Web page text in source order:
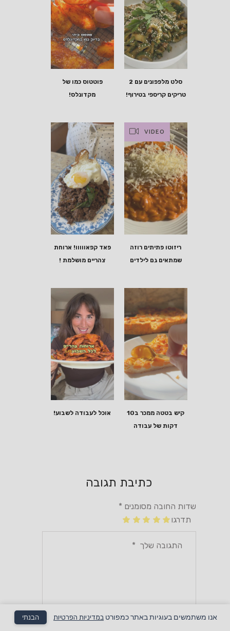
פוטטוס כמו של
מקדונלס!
סלט מלפפונים עם 2
טריקים קריספי בטירוף!
פאד קפאווווו! ארוחת
צהריים מושלמת !
VIDEO
ריזוטו פתיתים רוזה
שמתאים גם לילדים
אוכל לעבודה לשבוע!
קיש בטטה ממכר ב10
דקות של עבודה
כתיבת תגובה
שדות החובה מסומנים *
תדרגו
אנו משתמשים בעוגיות באתר כמפורט במדיניות הפרטיות הבנתי